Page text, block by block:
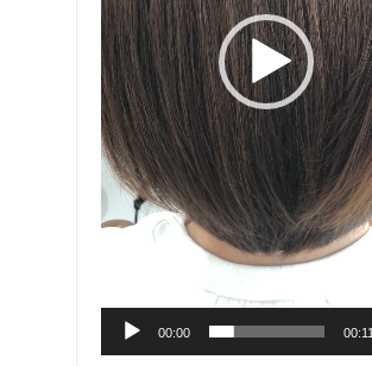
00:00 00:11